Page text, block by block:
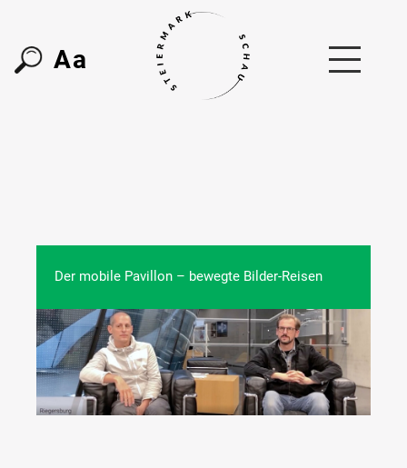
Aa
Der mobile Pavillon – bewegte Bilder-Reisen